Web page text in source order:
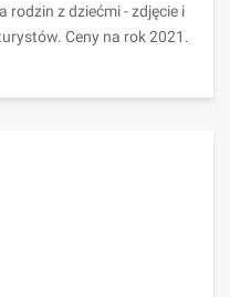
rodzin z dziećmi - zdjęcie i
Ceny na rok 2021.